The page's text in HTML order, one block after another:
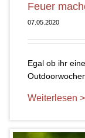
Feuer
07.05.2020
Egal ob ihr
Weiterlesen >